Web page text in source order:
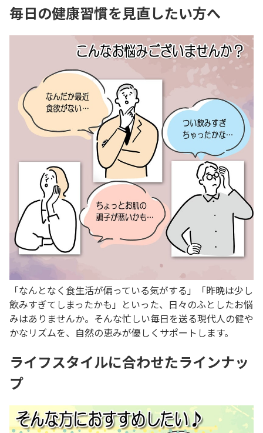
毎日の健康習慣を見直したい方へ
「なんとなく食生活が偏っている気がする」「昨晩は少し
飲みすぎてしまったかも」といった、日々のふとしたお悩
みはありませんか。そんな忙しい毎日を送る現代人の健や
かなリズムを、自然の恵みが優しくサポートします。
ライフスタイルに合わせたラインナッ
プ